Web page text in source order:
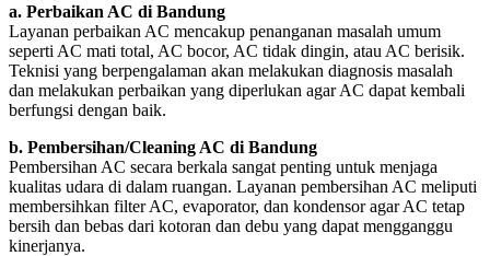
a. Perbaikan AC di Bandung
Layanan perbaikan AC mencakup penanganan masalah umum
seperti AC mati total, AC bocor, AC tidak dingin, atau AC berisik.
Teknisi yang berpengalaman akan melakukan diagnosis masalah
dan melakukan perbaikan yang diperlukan agar AC dapat kembali
berfungsi dengan baik.
b. Pembersihan/Cleaning AC di Bandung
Pembersihan AC secara berkala sangat penting untuk menjaga
kualitas udara di dalam ruangan. Layanan pembersihan AC meliputi
membersihkan filter AC, evaporator, dan kondensor agar AC tetap
bersih dan bebas dari kotoran dan debu yang dapat mengganggu
kinerjanya.